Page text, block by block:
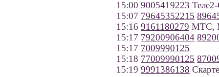
15:00 9005419223
15:07 79645352215
15:16 9161180279 МТС,
15:17 79200906404
15:17 7009990125
15:18 77009990125
15:19 9991386138